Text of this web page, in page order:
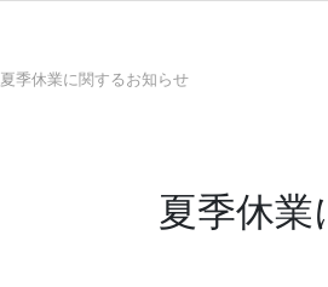
夏季休業に関するお知らせ
夏季休